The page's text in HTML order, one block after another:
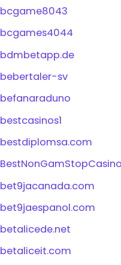
bcgame8043
bcgames4044
bdmbetapp.de
bebertaler-sv
befanaraduno
bestcasinos1
bestdiplomsa.com
bet9jacanada.com
bet9jaespanol.com
betalicede.net
betaliceit.com